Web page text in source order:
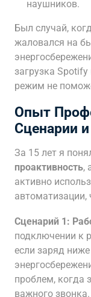
наушников.
Был случай,
жаловался на
загрузка
режим не
Опыт
Сценарии
За 15 лет я
проактивность,
активно
автоматизации,
Сценарий 1:
подключении к
если заряд
проблем, когда
важного